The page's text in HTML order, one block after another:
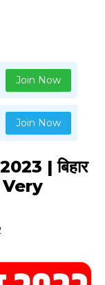
Join Now
Join Now
| बिहार
Very